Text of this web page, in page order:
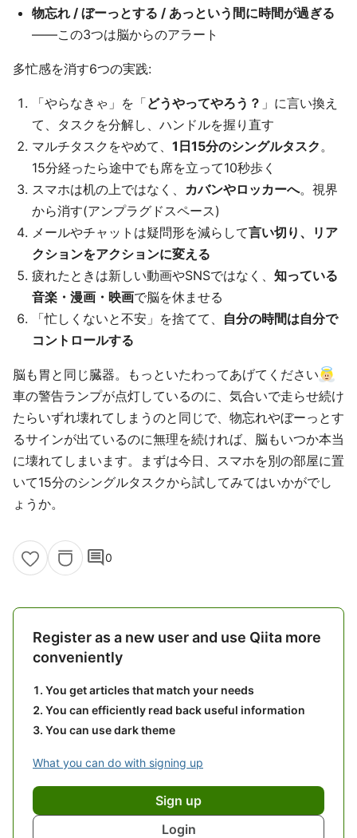
物忘れ / ぼーっとする / あっという間に時間が過ぎる
——この3つは脳からのアラート
多忙感を消す6つの実践:
「やらなきゃ」を「どうやってやろう？ 」に言い換え
て、タスクを分解し、ハンドルを握り直す
マルチタスクをやめて、 1日15分のシングルタスク 。
15分経ったら途中でも席を立って10秒歩く
スマホは机の上ではなく、 カバンやロッカーへ。視界
から消す(アンプラグドスペース)
メールやチャットは疑問形を減らして言い切り、リア
クションをアクションに変える
疲れたときは新しい動画やSNSではなく、 知っている
音楽・漫画・映画で脳を休ませる
「忙しくないと不安」を捨てて、 自分の時間は自分で
コントロールする
脳も胃と同じ臓器。もっといたわってあげてください
車の警告ランプが点灯しているのに、気合いで走らせ続け
たらいずれ壊れてしまうのと同じで、物忘れやぼーっとす
るサインが出ているのに無理を続ければ、脳もいつか本当
に壊れてしまいます。まずは今日、スマホを別の部屋に置
いて15分のシングルタスクから試してみてはいかがでし
ょうか。
comment0
Register as a new user and use Qiita more
conveniently
You get articles that match your needs
You can efficiently read back useful information
You can use dark theme
What you can do with signing up
Sign up
Login